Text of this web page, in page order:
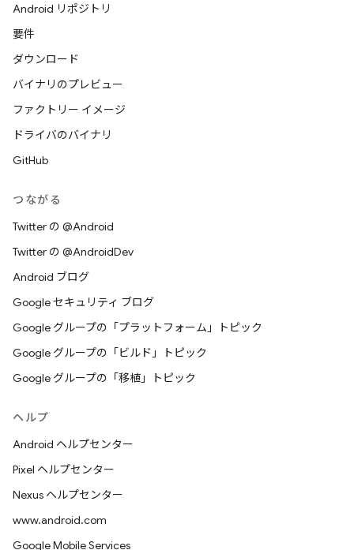
Android リポジトリ
要件
ダウンロード
バイナリのプレビュー
ファクトリー イメージ
ドライバのバイナリ
GitHub
つながる
Twitter の @Android
Twitter の @AndroidDev
Android ブログ
Google セキュリティ ブログ
Google グループの「プラットフォーム」トピック
Google グループの「ビルド」トピック
Google グループの「移植」トピック
ヘルプ
Android ヘルプセンター
Pixel ヘルプセンター
Nexus ヘルプセンター
www.android.com
Google Mobile Services